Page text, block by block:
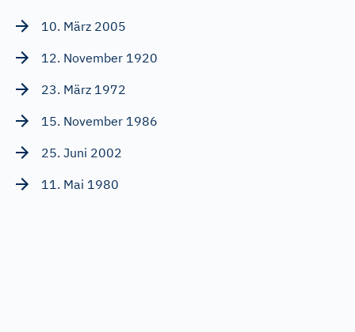
10. März 2005
12. November 1920
23. März 1972
15. November 1986
25. Juni 2002
11. Mai 1980